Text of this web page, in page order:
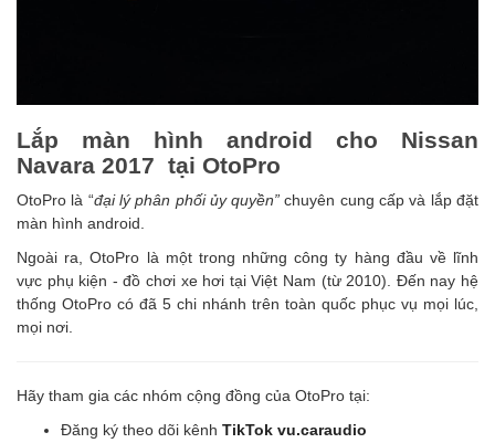
Lắp màn hình android cho Nissan
Navara 2017 tại OtoPro
OtoPro là “đại lý phân phối ủy quyền” chuyên cung cấp và lắp đặt
màn hình android.
Ngoài ra, OtoPro là một trong những công ty hàng đầu về lĩnh
vực phụ kiện - đồ chơi xe hơi tại Việt Nam (từ 2010). Đến nay hệ
thống OtoPro có đã 5 chi nhánh trên toàn quốc phục vụ mọi lúc,
mọi nơi.
Hãy tham gia các nhóm cộng đồng của OtoPro tại:
Đăng ký theo dõi kênh TikTok vu.caraudio